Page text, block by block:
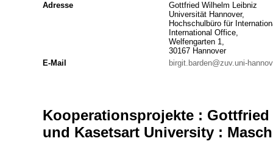
Adresse
Gottfried Wilhelm Leibniz
Universität Hannover,
Hochschulbüro für
International Office,
Welfengarten 1,
30167 Hannover
E-Mail
birgit.barden@zuv.uni-
Kooperationsprojekte :
und Kasetsart University :